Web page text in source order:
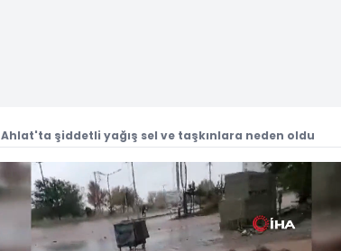
Ahlat'ta şiddetli yağış sel ve taşkınlara neden oldu